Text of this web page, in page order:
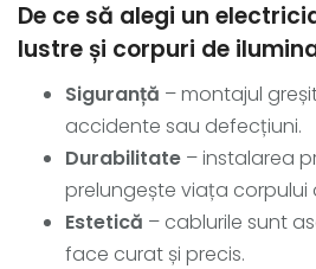
De ce să alegi un
lustre și corpuri de
Siguranță – montajul
accidente sau defecțiuni.
Durabilitate – instalarea
prelungește viața corpului
Estetică – cablurile sunt
face curat și precis.